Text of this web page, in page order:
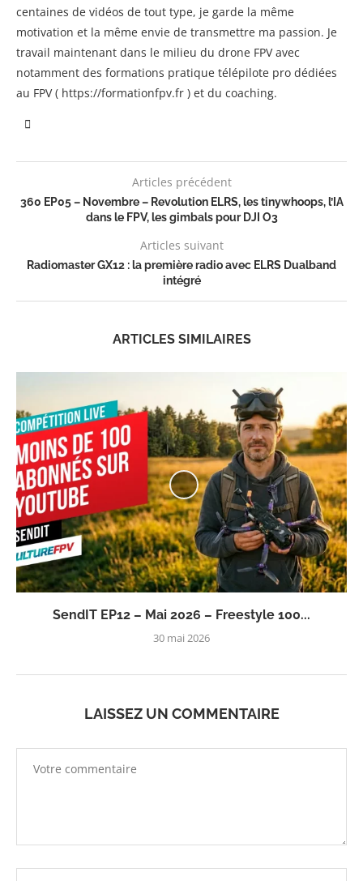
centaines de vidéos de tout type, je garde la même
motivation et la même envie de transmettre ma passion. Je
travail maintenant dans le milieu du drone FPV avec
notamment des formations pratique télépilote pro dédiées
au FPV ( https://formationfpv.fr ) et du coaching.
Articles précédent
360 EP05 – Novembre – Revolution ELRS, les tinywhoops, l’IA
dans le FPV, les gimbals pour DJI O3
Articles suivant
Radiomaster GX12 : la première radio avec ELRS Dualband
intégré
ARTICLES SIMILAIRES
SendIT EP12 – Mai 2026 – Freestyle 100...
30 mai 2026
LAISSEZ UN COMMENTAIRE